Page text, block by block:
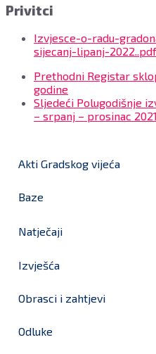
Privitci
Izvjesce-o-radu-
sijecanj-lipanj-
Prethodni Registar
godine
Sljedeći Polugodišnje
– srpanj – prosinac
Akti Gradskog vijeća
Baze
Natječaji
Izvješća
Obrasci i zahtjevi
Odluke